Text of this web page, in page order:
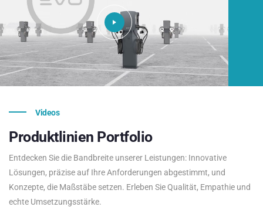
Videos
Produktlinien Portfolio
Entdecken Sie die Bandbreite unserer Leistungen: Innovative
Lösungen, präzise auf Ihre Anforderungen abgestimmt, und
Konzepte, die Maßstäbe setzen. Erleben Sie Qualität, Empathie und
echte Umsetzungsstärke.